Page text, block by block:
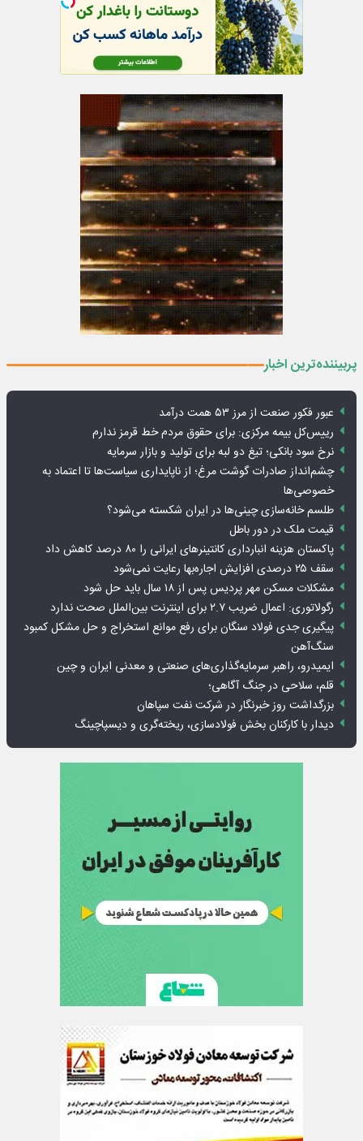
پربیننده‌ترین اخبار
عبور فکور صنعت از مرز ۵۳ همت درآمد
رییس‌کل بیمه مرکزی: برای حقوق مردم خط قرمز ندارم
نرخ سود بانکی؛ تیغ دو لبه برای تولید و بازار سرمایه
چشم‌انداز صادرات گوشت مرغ؛ از ناپایداری سیاست‌ها تا اعتماد به
خصوصی‌ها
طلسم خانه‌سازی چینی‌ها در ایران شکسته می‌شود؟
قیمت ملک در دور باطل
پاکستان هزینه انبارداری کانتینرهای ایرانی را ۸۰ درصد کاهش داد
سقف ۲۵ درصدی افزایش اجاره‌بها رعایت نمی‌شود
مشکلات مسکن مهر پردیس پس از ۱۸ سال باید حل شود
رگولاتوری: اعمال ضریب ۲.۷ برای اینترنت بین‌الملل صحت ندارد
پیگیری جدی فولاد سنگان برای رفع موانع استخراج و حل مشکل کمبود
سنگ‌آهن
ایمیدرو، راهبر سرمایه‌گذاری‌های صنعتی و معدنی ایران و چین
قلم، سلاحی در جنگ آگاهی؛
بزرگداشت روز خبرنگار در شرکت نفت سپاهان
دیدار با کارکنان بخش فولادسازی، ریخته‌گری و دیسپاچینگ